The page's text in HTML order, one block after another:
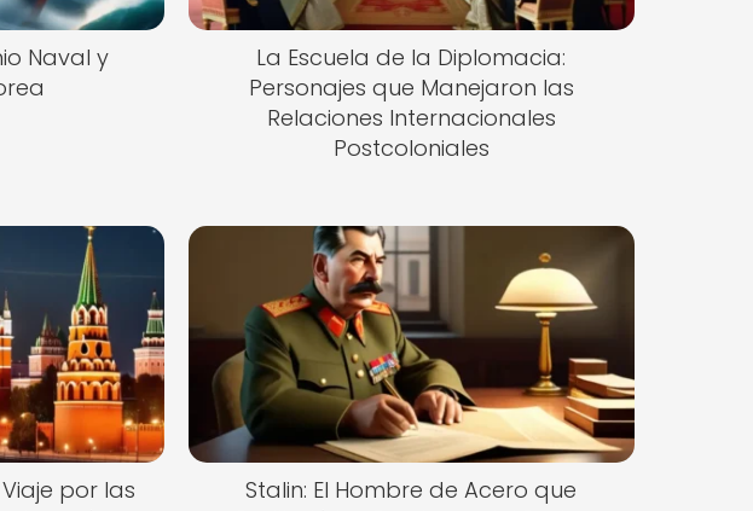
Naval y
La Escuela de la Diplomacia:
Personajes que Manejaron las
Relaciones Internacionales
Postcoloniales
por las
Stalin: El Hombre de Acero que